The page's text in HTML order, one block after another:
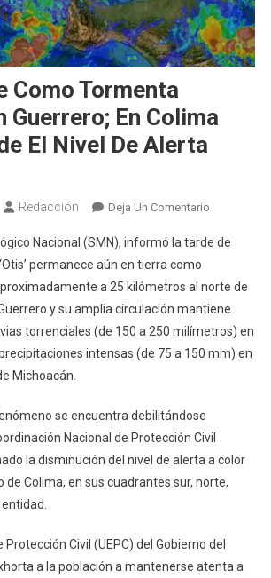
Como Tormenta
Guerrero; En Colima
El Nivel De Alerta
Redacción Deja Un ComentarioEn
Sigue
Tormenta
Tropical
En
Guerrero;
A
Nivel
Nacional (SMN), informó la tarde de
permanece aún en tierra como
a 25 kilómetros al norte de
y su amplia circulación mantiene
torrenciales (de 150 a 250 milímetros) en
intensas (de 75 a 150 mm) en
Michoacán.
se encuentra debilitándose
Nacional de Protección Civil
la disminución del nivel de alerta a color
de Colima, en sus cuadrantes sur, norte,
Protección Civil (UEPC) del Gobierno del
a la población a mantenerse atenta a